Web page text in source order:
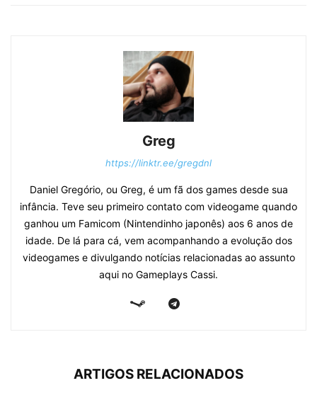
Greg
https://linktr.ee/gregdnl
Daniel Gregório, ou Greg, é um fã dos games desde sua
infância. Teve seu primeiro contato com videogame quando
ganhou um Famicom (Nintendinho japonês) aos 6 anos de
idade. De lá para cá, vem acompanhando a evolução dos
videogames e divulgando notícias relacionadas ao assunto
aqui no Gameplays Cassi.
ARTIGOS RELACIONADOS